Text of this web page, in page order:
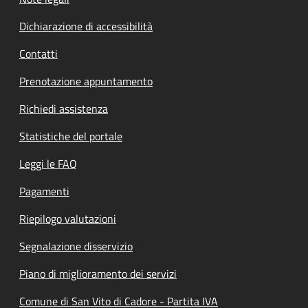
Dichiarazione di accessibilità
Contatti
Prenotazione appuntamento
Richiedi assistenza
Statistiche del portale
Leggi le FAQ
Pagamenti
Riepilogo valutazioni
Segnalazione disservizio
Piano di miglioramento dei servizi
Comune di San Vito di Cadore - Partita IVA